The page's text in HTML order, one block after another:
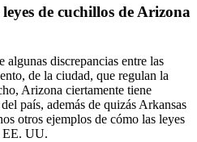
de cuchillos de Arizona
discrepancias entre las
de la ciudad, que regulan la
Arizona ciertamente tiene
país, además de quizás Arkansas
otros ejemplos de cómo las leyes
EE. UU.